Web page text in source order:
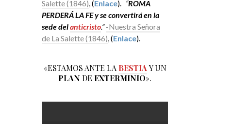
Salette (1846), (Enlace). “ROMA
PERDERÁ LA FE y se convertirá en la
sede delanticristo.” -Nuestra Señora
de La Salette (1846), (Enlace).
«ESTAMOS ANTE LA BESTIA Y UN
PLAN DE EXTERMINIO».